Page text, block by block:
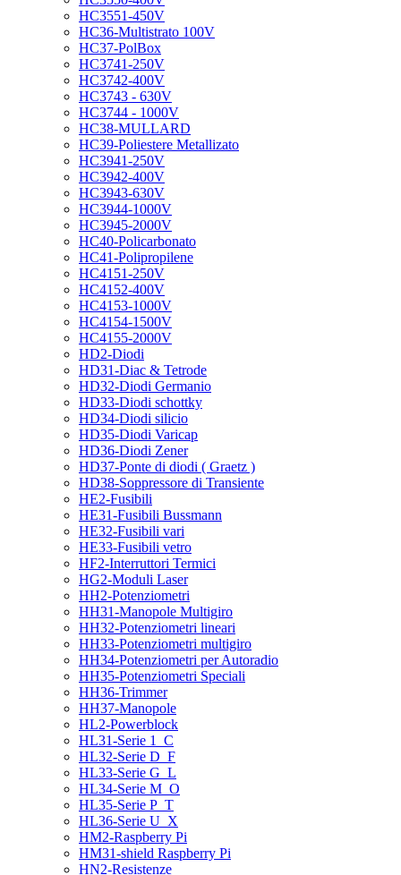
HC3551-450V
HC36-Multistrato 100V
HC37-PolBox
HC3741-250V
HC3742-400V
HC3743 - 630V
HC3744 - 1000V
HC38-MULLARD
HC39-Poliestere Metallizato
HC3941-250V
HC3942-400V
HC3943-630V
HC3944-1000V
HC3945-2000V
HC40-Policarbonato
HC41-Polipropilene
HC4151-250V
HC4152-400V
HC4153-1000V
HC4154-1500V
HC4155-2000V
HD2-Diodi
HD31-Diac & Tetrode
HD32-Diodi Germanio
HD33-Diodi schottky
HD34-Diodi silicio
HD35-Diodi Varicap
HD36-Diodi Zener
HD37-Ponte di diodi ( Graetz )
HD38-Soppressore di Transiente
HE2-Fusibili
HE31-Fusibili Bussmann
HE32-Fusibili vari
HE33-Fusibili vetro
HF2-Interruttori Termici
HG2-Moduli Laser
HH2-Potenziometri
HH31-Manopole Multigiro
HH32-Potenziometri lineari
HH33-Potenziometri multigiro
HH34-Potenziometri per Autoradio
HH35-Potenziometri Speciali
HH36-Trimmer
HH37-Manopole
HL2-Powerblock
HL31-Serie 1_C
HL32-Serie D_F
HL33-Serie G_L
HL34-Serie M_O
HL35-Serie P_T
HL36-Serie U_X
HM2-Raspberry Pi
HM31-shield Raspberry Pi
HN2-Resistenze